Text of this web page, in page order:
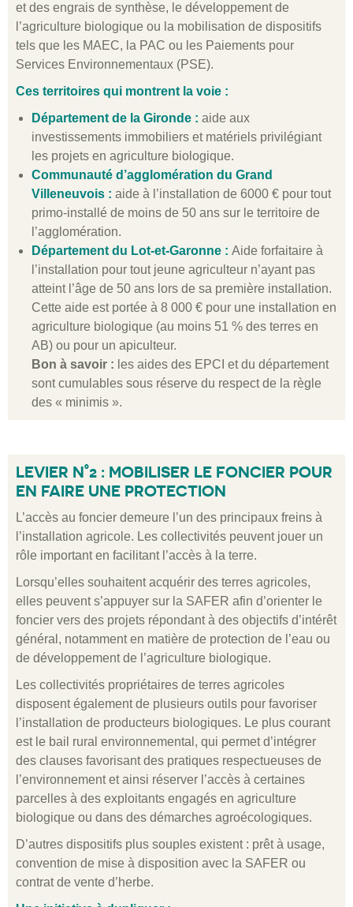
et des engrais de synthèse, le développement de
l’agriculture biologique ou la mobilisation de dispositifs
tels que les MAEC, la PAC ou les Paiements pour
Services Environnementaux (PSE).
Ces territoires qui montrent la voie :
Département de la Gironde : aide aux
investissements immobiliers et matériels privilégiant
les projets en agriculture biologique.
Communauté d’agglomération du Grand
Villeneuvois : aide à l’installation de 6000 € pour tout
primo-installé de moins de 50 ans sur le territoire de
l’agglomération.
Département du Lot-et-Garonne : Aide forfaitaire à
l’installation pour tout jeune agriculteur n’ayant pas
atteint l’âge de 50 ans lors de sa première installation.
Cette aide est portée à 8 000 € pour une installation en
agriculture biologique (au moins 51 % des terres en
AB) ou pour un apiculteur.
Bon à savoir : les aides des EPCI et du département
sont cumulables sous réserve du respect de la règle
des « minimis ».
LEVIER N°2 : MOBILISER LE FONCIER POUR
EN FAIRE UNE PROTECTION
L’accès au foncier demeure l’un des principaux freins à
l’installation agricole. Les collectivités peuvent jouer un
rôle important en facilitant l’accès à la terre.
Lorsqu’elles souhaitent acquérir des terres agricoles,
elles peuvent s’appuyer sur la SAFER afin d’orienter le
foncier vers des projets répondant à des objectifs d’intérêt
général, notamment en matière de protection de l’eau ou
de développement de l’agriculture biologique.
Les collectivités propriétaires de terres agricoles
disposent également de plusieurs outils pour favoriser
l’installation de producteurs biologiques. Le plus courant
est le bail rural environnemental, qui permet d’intégrer
des clauses favorisant des pratiques respectueuses de
l’environnement et ainsi réserver l’accès à certaines
parcelles à des exploitants engagés en agriculture
biologique ou dans des démarches agroécologiques.
D’autres dispositifs plus souples existent : prêt à usage,
convention de mise à disposition avec la SAFER ou
contrat de vente d’herbe.